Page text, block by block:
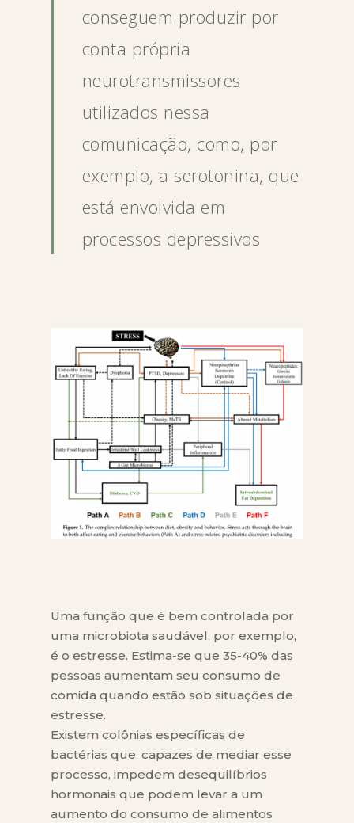
conseguem produzir por
conta própria
neurotransmissores
utilizados nessa
comunicação, como, por
exemplo, a serotonina, que
está envolvida em
processos depressivos
Uma função que é bem controlada por
uma microbiota saudável, por exemplo,
é o estresse. Estima-se que 35-40% das
pessoas aumentam seu consumo de
comida quando estão sob situações de
estresse.
Existem colônias específicas de
bactérias que, capazes de mediar esse
processo, impedem desequilíbrios
hormonais que podem levar a um
aumento do consumo de alimentos